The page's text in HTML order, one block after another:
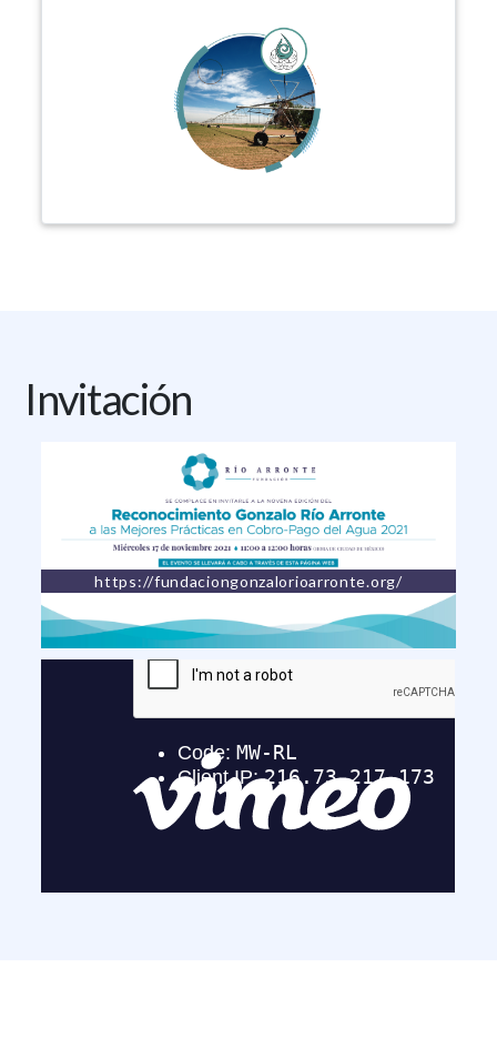
Invitación
https://fundaciongonzalorioarronte.org/